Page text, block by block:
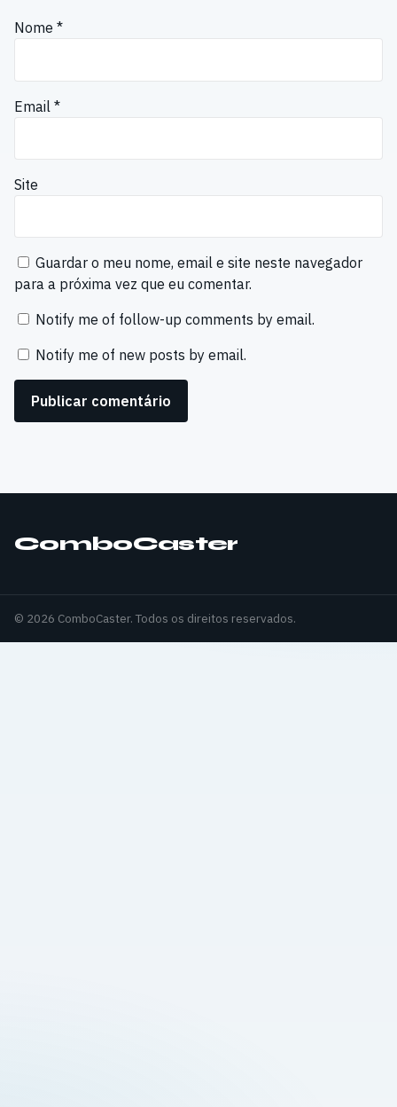
Nome *
Email *
Site
Guardar o meu nome, email e site neste navegador
para a próxima vez que eu comentar.
Notify me of follow-up comments by email.
Notify me of new posts by email.
ComboCaster
© 2026 ComboCaster. Todos os direitos reservados.